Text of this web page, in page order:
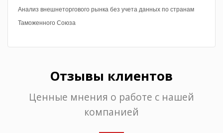
Анализ внешнеторгового рынка без учета данных по странам
Таможенного Союза
Отзывы клиентов
Ценные мнения о работе с нашей
компанией